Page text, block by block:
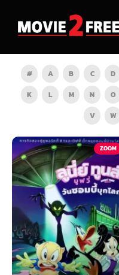
# A B C D
K
L M N O
V
W
ZOOM